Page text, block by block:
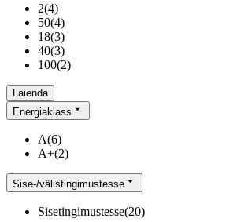
2(4)
50(4)
18(3)
40(3)
100(2)
Laienda
Energiaklass
A(6)
A+(2)
Sise-/välistingimustesse
Sisetingimustesse(20)